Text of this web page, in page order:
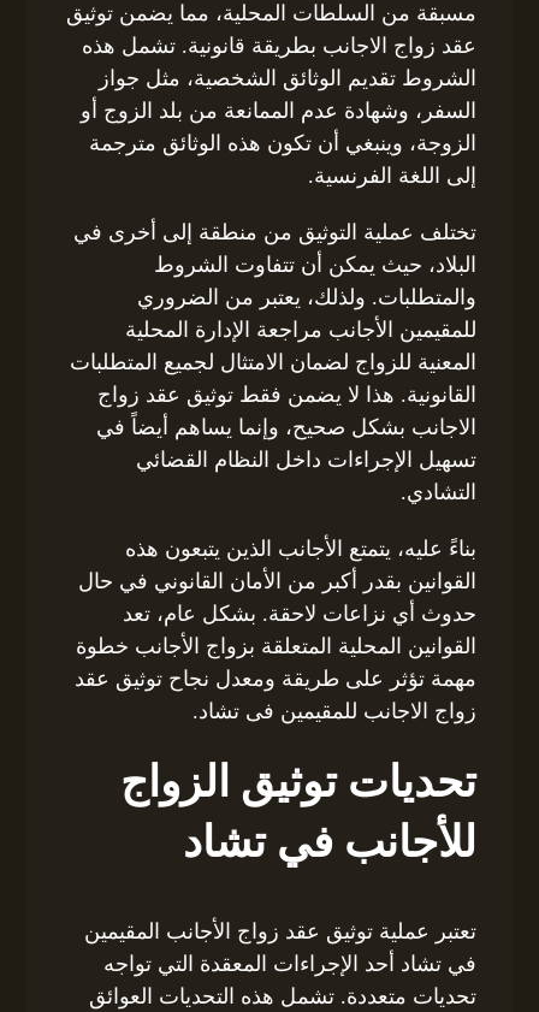
مسبقة من السلطات المحلية، مما يضمن توثيق
عقد زواج الاجانب بطريقة قانونية. تشمل هذه
الشروط تقديم الوثائق الشخصية، مثل جواز
السفر، وشهادة عدم الممانعة من بلد الزوج أو
الزوجة، وينبغي أن تكون هذه الوثائق مترجمة
إلى اللغة الفرنسية.
تختلف عملية التوثيق من منطقة إلى أخرى في
البلاد، حيث يمكن أن تتفاوت الشروط
والمتطلبات. ولذلك، يعتبر من الضروري
للمقيمين الأجانب مراجعة الإدارة المحلية
المعنية للزواج لضمان الامتثال لجميع المتطلبات
القانونية. هذا لا يضمن فقط توثيق عقد زواج
الاجانب بشكل صحيح، وإنما يساهم أيضاً في
تسهيل الإجراءات داخل النظام القضائي
التشادي.
بناءً عليه، يتمتع الأجانب الذين يتبعون هذه
القوانين بقدر أكبر من الأمان القانوني في حال
حدوث أي نزاعات لاحقة. بشكل عام، تعد
القوانين المحلية المتعلقة بزواج الأجانب خطوة
مهمة تؤثر على طريقة ومعدل نجاح توثيق عقد
زواج الاجانب للمقيمين فى تشاد.
تحديات توثيق الزواج
للأجانب في تشاد
تعتبر عملية توثيق عقد زواج الأجانب المقيمين
في تشاد أحد الإجراءات المعقدة التي تواجه
تحديات متعددة. تشمل هذه التحديات العوائق